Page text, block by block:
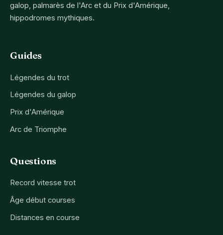
galop, palmarès de l'Arc et du Prix d'Amérique,
hippodromes mythiques.
Guides
Légendes du trot
Légendes du galop
Prix d'Amérique
Arc de Triomphe
Questions
Record vitesse trot
Âge début courses
Distances en course